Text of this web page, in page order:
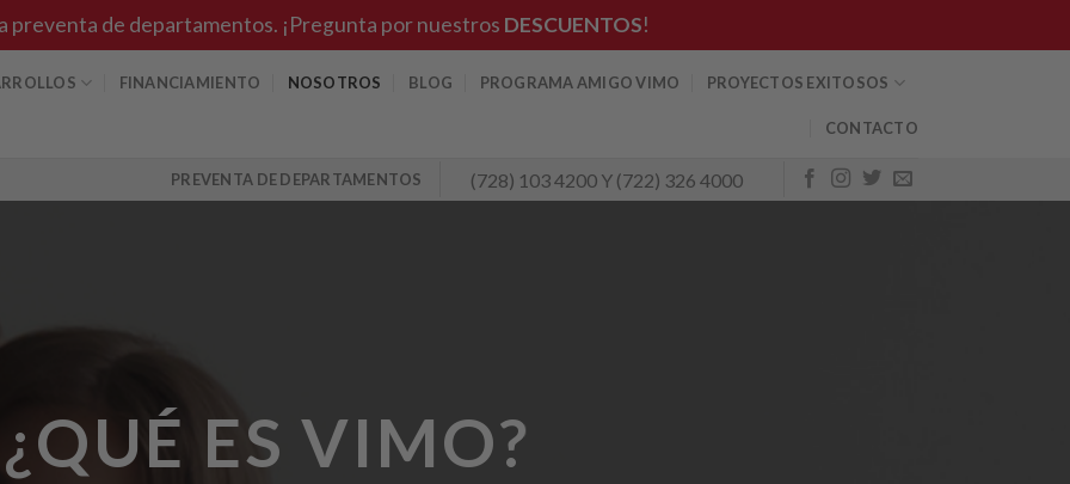
preventa de departamentos. ¡Pregunta por nuestros DESCUENTOS!
FINANCIAMIENTO NOSOTROS BLOG PROGRAMA AMIGO VIMO PROYECTOS EXITOSOS
CONTACTO
PREVENTA DE DEPARTAMENTOS (728) 103 4200 Y (722) 326 4000
¿QUÉ ES VIMO?